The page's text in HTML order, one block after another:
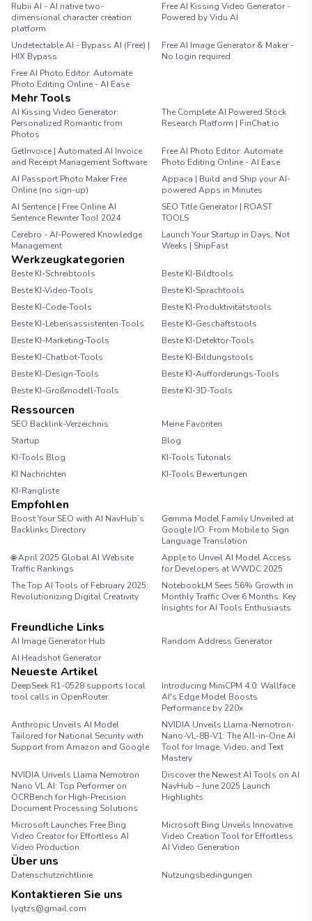
Rubii AI - AI native two-
dimensional character creation
platform
Free AI Kissing Video Generator -
Powered by Vidu AI
Undetectable AI - Bypass AI (Free) |
HIX Bypass
Free AI Image Generator & Maker -
No login required
Free AI Photo Editor: Automate
Photo Editing Online - AI Ease
Mehr Tools
AI Kissing Video Generator:
Personalized Romantic from
Photos
The Complete AI Powered Stock
Research Platform | FinChat.io
GetInvoice | Automated AI Invoice
and Receipt Management Software
Free AI Photo Editor: Automate
Photo Editing Online - AI Ease
AI Passport Photo Maker Free
Online (no sign-up)
Appaca | Build and Ship your AI-
powered Apps in Minutes
AI Sentence | Free Online AI
Sentence Rewriter Tool 2024
SEO Title Generator | ROAST
TOOLS
Cerebro - AI-Powered Knowledge
Management
Launch Your Startup in Days, Not
Weeks | ShipFast
Werkzeugkategorien
Beste KI-Schreibtools
Beste KI-Bildtools
Beste KI-Video-Tools
Beste KI-Sprachtools
Beste KI-Code-Tools
Beste KI-Produktivitätstools
Beste KI-Lebensassistenten-Tools
Beste KI-Geschäftstools
Beste KI-Marketing-Tools
Beste KI-Detektor-Tools
Beste KI-Chatbot-Tools
Beste KI-Bildungstools
Beste KI-Design-Tools
Beste KI-Aufforderungs-Tools
Beste KI-Großmodell-Tools
Beste KI-3D-Tools
Ressourcen
SEO Backlink-Verzeichnis
Meine Favoriten
Startup
Blog
KI-Tools Blog
KI-Tools Tutorials
KI Nachrichten
KI-Tools Bewertungen
KI-Rangliste
Empfohlen
Boost Your SEO with AI NavHub’s
Backlinks Directory
Gemma Model Family Unveiled at
Google I/O: From Mobile to Sign
Language Translation
🌐 April 2025 Global AI Website
Traffic Rankings
Apple to Unveil AI Model Access
for Developers at WWDC 2025
The Top AI Tools of February 2025:
Revolutionizing Digital Creativity
NotebookLM Sees 56% Growth in
Monthly Traffic Over 6 Months: Key
Insights for AI Tools Enthusiasts
Freundliche Links
AI Image Generator Hub
Random Address Generator
AI Headshot Generator
Neueste Artikel
DeepSeek R1-0528 supports local
tool calls in OpenRouter.
Introducing MiniCPM 4.0: Wallface
AI's Edge Model Boosts
Performance by 220x
Anthropic Unveils AI Model
Tailored for National Security with
Support from Amazon and Google
NVIDIA Unveils Llama-Nemotron-
Nano-VL-8B-V1: The All-in-One AI
Tool for Image, Video, and Text
Mastery
NVIDIA Unveils Llama Nemotron
Nano VL AI: Top Performer on
OCRBench for High-Precision
Document Processing Solutions
Discover the Newest AI Tools on AI
NavHub – June 2025 Launch
Highlights
Microsoft Launches Free Bing
Video Creator for Effortless AI
Video Production
Microsoft Bing Unveils Innovative
Video Creation Tool for Effortless
AI Video Generation
Über uns
Datenschutzrichtlinie Nutzungsbedingungen
Kontaktieren Sie uns
lyqtzs@gmail.com